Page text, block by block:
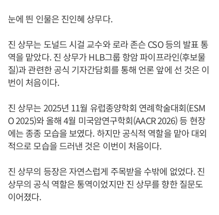
눈에 띈 인물은 진인혜 상무다.
진 상무는 도널드 시걸 교수와 로라 존슨 CSO 등의 발표 통
역을 맡았다. 진 상무가 HLB그룹 항암 파이프라인(후보물
질)과 관련한 공식 기자간담회를 통해 언론 앞에 선 것은 이
번이 처음이다.
진 상무는 2025년 11월 유럽종양학회 연례학술대회(ESM
O 2025)와 올해 4월 미국암연구학회(AACR 2026) 등 현장
에는 종종 모습을 보였다. 하지만 공식적 역할을 맡아 대외
적으로 모습을 드러낸 것은 이번이 처음이다.
진 상무의 등장은 자연스럽게 주목받을 수밖에 없었다. 진
상무의 공식 역할은 통역이었지만 진 상무를 향한 질문도
이어졌다.